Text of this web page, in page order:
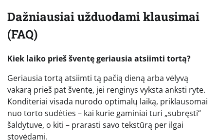
Dažniausiai užduodami klausimai
(FAQ)
Kiek laiko prieš šventę geriausia atsiimti tortą?
Geriausia tortą atsiimti tą pačią dieną arba vėlyvą
vakarą prieš pat šventę, jei renginys vyksta anksti ryte.
Konditeriai visada nurodo optimalų laiką, priklausomai
nuo torto sudėties – kai kurie gaminiai turi „subręsti“
šaldytuve, o kiti – prarasti savo tekstūrą per ilgai
stovėdami.